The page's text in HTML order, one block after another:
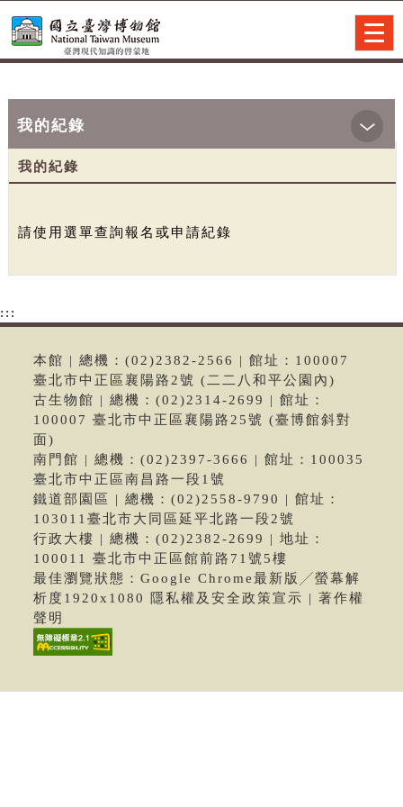
我的紀錄
我的紀錄
請使用選單查詢報名或申請紀錄
:::
本館 | 總機：(02)2382-2566 | 館址：100007
臺北市中正區襄陽路2號 (二二八和平公園內)
古生物館 | 總機：(02)2314-2699 | 館址：
100007 臺北市中正區襄陽路25號 (臺博館斜對
面)
南門館 | 總機：(02)2397-3666 | 館址：100035
臺北市中正區南昌路一段1號
鐵道部園區 | 總機：(02)2558-9790 | 館址：
103011臺北市大同區延平北路一段2號
行政大樓 | 總機：(02)2382-2699 | 地址：
100011 臺北市中正區館前路71號5樓
最佳瀏覽狀態：Google Chrome最新版╱螢幕解
析度1920x1080 隱私權及安全政策宣示 | 著作權
聲明